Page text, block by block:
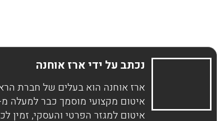
נכתב על ידי ארז אוחנה
ארז אוחנה הוא בעלים של חברת
איטום למגזר הפרטי והעסקי, זמין
הראשון באיטום, אתם
אלופים!